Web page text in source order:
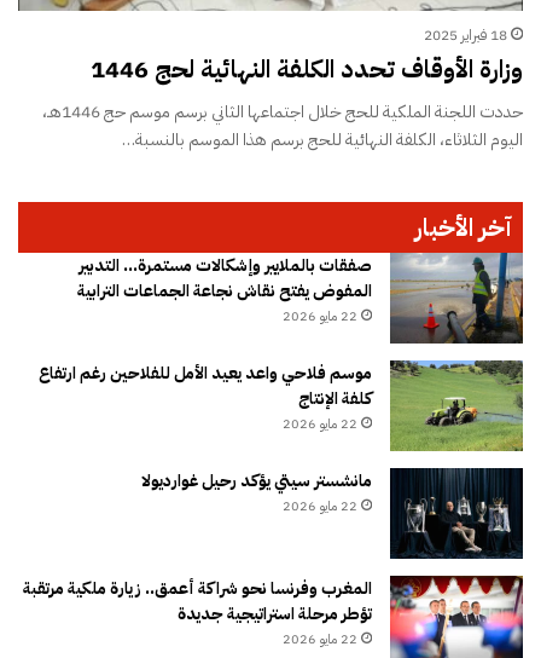
18 فبراير 2025
وزارة الأوقاف تحدد الكلفة النهائية لحج 1446
حددت اللجنة الملكية للحج خلال اجتماعها الثاني برسم موسم حج 1446هـ،
اليوم الثلاثاء، الكلفة النهائية للحج برسم هذا الموسم بالنسبة…
آخر الأخبار
صفقات بالملايير وإشكالات مستمرة… التدبير
المفوض يفتح نقاش نجاعة الجماعات الترابية
22 مايو 2026
موسم فلاحي واعد يعيد الأمل للفلاحين رغم ارتفاع
كلفة الإنتاج
22 مايو 2026
مانشستر سيتي يؤكد رحيل غوارديولا
22 مايو 2026
المغرب وفرنسا نحو شراكة أعمق.. زيارة ملكية مرتقبة
تؤطر مرحلة استراتيجية جديدة
22 مايو 2026